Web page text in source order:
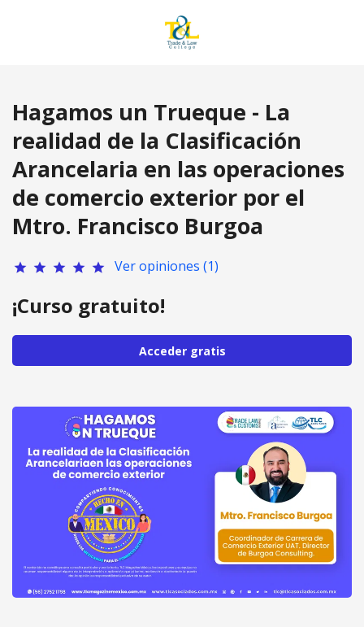
Hagamos un Trueque - La
realidad de la Clasificación
Arancelaria en las operaciones
de comercio exterior por el
Mtro. Francisco Burgoa
star star star star star Ver opiniones (1)
¡Curso gratuito!
Acceder gratis